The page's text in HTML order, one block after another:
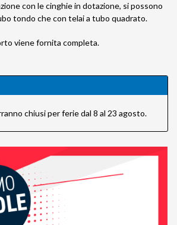
con le cinghie in dotazione, si possono
tondo che con telai a tubo quadrato.
viene fornita completa.
chiusi per ferie dal 8 al 23 agosto.